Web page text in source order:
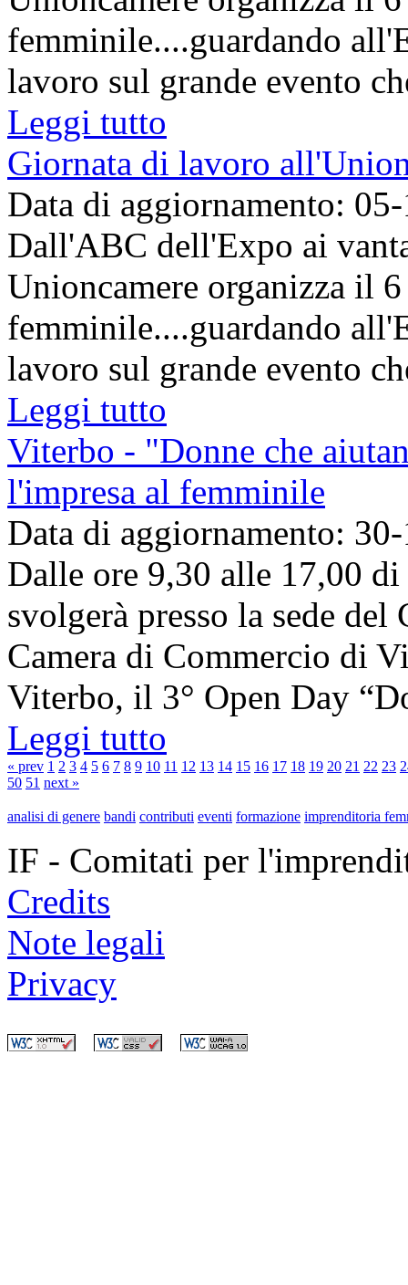
femminile....guardando
lavoro sul grande evento
Leggi tutto
Giornata di lavoro
Data di aggiornamento:
Dall'ABC dell'Expo ai
Unioncamere organizza il
femminile....guardando
lavoro sul grande evento
Leggi tutto
Viterbo - "Donne che
l'impresa al femminile
Data di aggiornamento:
Dalle ore 9,30 alle 17,00
svolgerà presso la sede
Camera di Commercio di
Viterbo, il 3° Open Day
Leggi tutto
« prev 1 2 3 4 5 6 7 8 9 10 11 12 13 14 15 16 17 18 19 20 21 22 23
50 51 next »
analisi di genere bandi contributi eventi formazione imprenditoria
IF - Comitati per
Credits
Note legali
Privacy